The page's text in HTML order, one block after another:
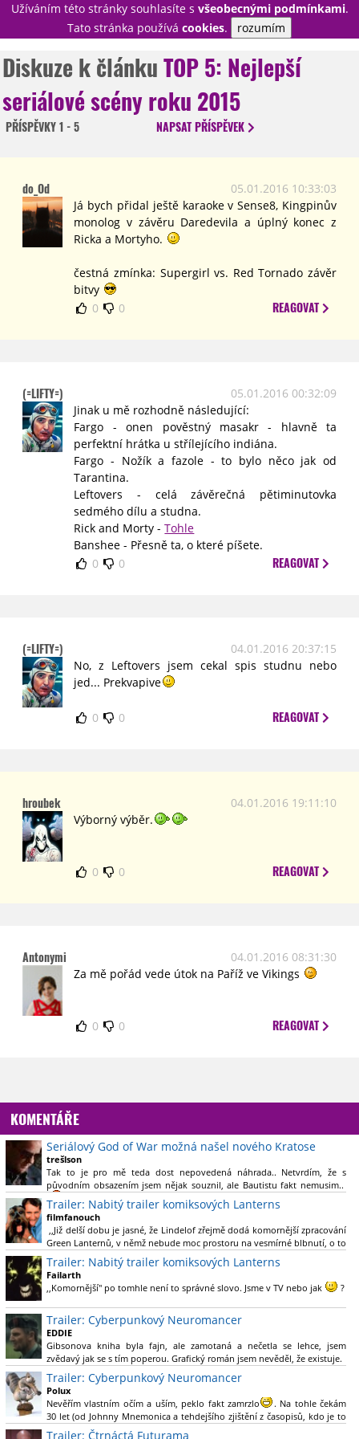
Užíváním této stránky souhlasíte s všeobecnými podmínkami.
Tato stránka používá cookies. rozumím
PŘIHLÁSIT
NOVINKY
TÉMATA
DISKUZE
STATISTIKY
TIRÁŽ
Diskuze k článkuTOP 5: Nejlepší
seriálové scény roku 2015
PŘÍSPĚVKY1 - 5 NAPSATPŘÍSPĚVEK
do_Od
05.01.2016 10:33:03
Já bych přidal ještě karaoke v Sense8, Kingpinův
monolog v závěru Daredevila a úplný konec z
Ricka a Mortyho.
čestná zmínka: Supergirl vs. Red Tornado závěr
bitvy
0
0 REAGOVAT
(=LIFTY=)
05.01.2016 00:32:09
Jinak u mě rozhodně následující:
Fargo - onen pověstný masakr - hlavně ta
perfektní hrátka u střílejícího indiána.
Fargo - Nožík a fazole - to bylo něco jak od
Tarantina.
Leftovers - celá závěrečná pětiminutovka
sedmého dílu a studna.
Rick and Morty -Tohle
Banshee - Přesně ta, o které píšete.
0
0 REAGOVAT
(=LIFTY=)
04.01.2016 20:37:15
No, z Leftovers jsem cekal spis studnu nebo
jed... Prekvapive
0 0 REAGOVAT
hroubek
04.01.2016 19:11:10
Výborný výběr.
0 0 REAGOVAT
Antonymi
04.01.2016 08:31:30
Za mě pořád vede útok na Paříž ve Vikings
0 0 REAGOVAT
KOMENTÁŘE
Seriálový God of War možná našel nového Kratose
trešlson
Tak to je pro mě teda dost nepovedená náhrada.. Netvrdím, že s
původním obsazením jsem nějak souznil, ale Bautistu fakt nemusim..
Trailer: Nabitý trailer komiksových Lanterns
filmfanouch
,,Již delší dobu je jasné, že Lindelof zřejmě dodá komornější zpracování
Green Lanternů, v němž nebude moc prostoru na vesmírné blbnutí, o to
více se ovšem bude moci nová adaptace odprostit třeba od filmového
Green Lanterna s Ryanem Reynoldsem.´´ Co je na tom
nesrozumitelného?
Trailer: Nabitý trailer komiksových Lanterns
Failarth
,,Komornější" po tomhle není to správné slovo. Jsme v TV nebo jak
?
Nebál bych se říct, že to vypadá skvěle jak po stránce kvantity materiálu,
tak i formou.
Výběr Ulricha Tomsena pro mě velké překvapení a velmi zajímavá volba
bravo.
Chandler je lepší a lepší s každou novou scénou.
Komiksy to mají ted´těžké, paradoxně tomu škodí to všechno kolem
(DC nebo MCU to je buřt) , ale nezasloužilo by si to zářez jen kvůli tomu.
Držím tomu palce.
Trailer: Cyberpunkový Neuromancer
EDDIE
Gibsonova kniha byla fajn, ale zamotaná a nečetla se lehce, jsem
zvědavý jak se s tím poperou. Grafický román jsem nevěděl, že existuje.
Trailer: Cyberpunkový Neuromancer
Polux
Nevěřím vlastním očím a uším, peklo fakt zamrzlo
. Na tohle čekám
30 let (od Johnny Mnemonica a tehdejšího zjištění z časopisů, kdo je to
Gibson a co je jeho debutová kniha zač), přičemž 25 let (od Matrixu,
Trailer: Čtrnáctá Futurama